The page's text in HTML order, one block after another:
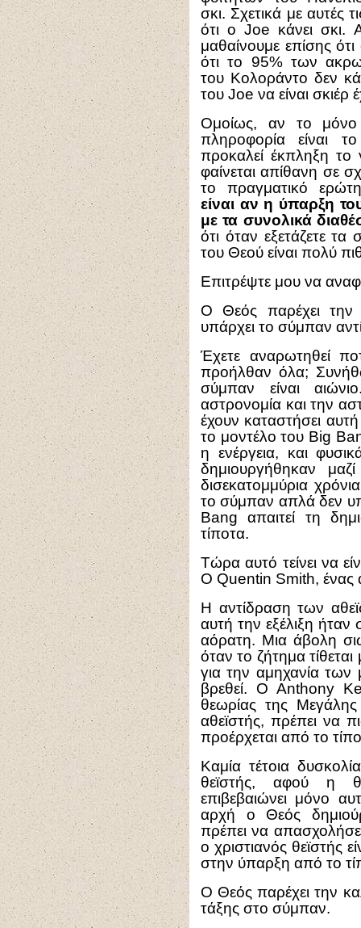
σκι. Σχετικά με αυτές
ότι ο Joe κάνει σκι.
μαθαίνουμε επίσης
ότι το 95% των
του Κολοράντο δεν
του Joe να είναι σκιέρ
Ομοίως, αν το μόνο
πληροφορία είναι
προκαλεί έκπληξη
φαίνεται απίθανη σε
το πραγματικό
είναι αν η ύπαρξη
με τα συνολικά
ότι όταν εξετάζετε τα
του Θεού είναι πολύ
Επιτρέψτε μου να
Ο Θεός παρέχει την
υπάρχει το σύμπαν
Έχετε αναρωτηθεί
προήλθαν όλα;
σύμπαν είναι
αστρονομία και την
έχουν καταστήσει
το μοντέλο του Big
η ενέργεια, και
δημιουργήθηκαν
δισεκατομμύρια
το σύμπαν απλά δεν
Bang απαιτεί τη
τίποτα.
Τώρα αυτό τείνει να
Ο Quentin Smith, ένας
Η αντίδραση των
αυτή την εξέλιξη
αόρατη. Μια άβολη
όταν το ζήτημα
για την αμηχανία των
βρεθεί. Ο Anthony
θεωρίας της
αθεϊστής, πρέπει να
προέρχεται από το
Καμία τέτοια
θεϊστής, αφού η
επιβεβαιώνει μόνο
αρχή ο Θεός
πρέπει να
ο χριστιανός θεϊστής
στην ύπαρξη από το
O Θεός παρέχει την
τάξης στο σύμπαν.